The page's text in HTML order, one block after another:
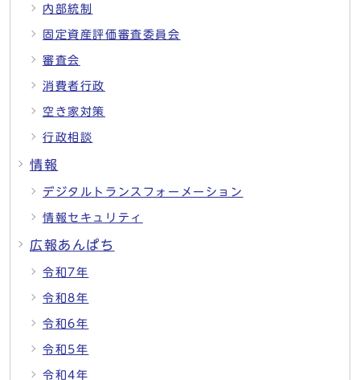
内部統制
固定資産評価審査委員会
審査会
消費者行政
空き家対策
行政相談
情報
デジタルトランスフォーメーション
情報セキュリティ
広報あんぱち
令和7年
令和8年
令和6年
令和5年
令和4年